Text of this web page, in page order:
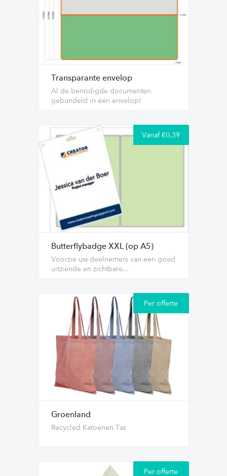
Transparante envelop
Al de benodigde documenten
gebundeld in één envelop!
Vanaf €0,39
Butterflybadge XXL (op A5)
Voorzie uw deelnemers van een goed
uitziende en zichtbare...
Per offerte
Groenland
Recycled Katoenen Tas
Per offerte